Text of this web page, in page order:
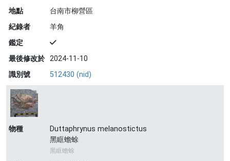
地點
台南市柳營區
紀錄者
羊角
鑑定
最後修改於 2024-11-10
識別號
512430 (nid)
物種
Duttaphrynus melanostictus
黑眶蟾蜍
黑眶蟾蜍